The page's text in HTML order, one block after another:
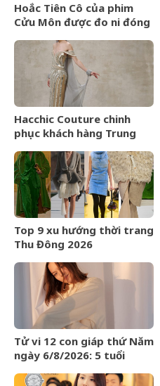
Hoắc Tiên Cô của phim
Cửu Môn được đo ni đóng
Hacchic Couture chinh
phục khách hàng Trung
thảo
Top 9 xu hướng thời trang
Thu Đông 2026
Tử vi 12 con giáp thứ Năm
ngày 6/8/2026: 5 tuổi